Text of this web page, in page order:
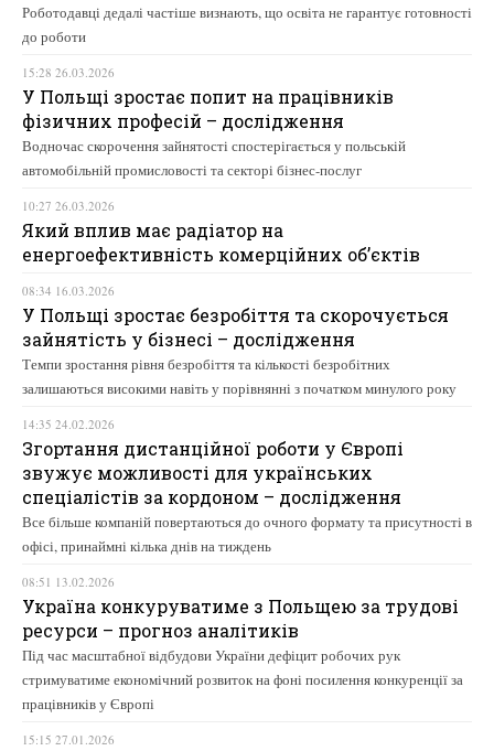
Роботодавці дедалі частіше визнають, що освіта не гарантує готовності
до роботи
15:28 26.03.2026
У Польщі зростає попит на працівників
фізичних професій – дослідження
Водночас скорочення зайнятості спостерігається у польській
автомобільній промисловості та секторі бізнес-послуг
10:27 26.03.2026
Який вплив має радіатор на
енергоефективність комерційних об’єктів
08:34 16.03.2026
У Польщі зростає безробіття та скорочується
зайнятість у бізнесі – дослідження
Темпи зростання рівня безробіття та кількості безробітних
залишаються високими навіть у порівнянні з початком минулого року
14:35 24.02.2026
Згортання дистанційної роботи у Європі
звужує можливості для українських
спеціалістів за кордоном – дослідження
Все більше компаній повертаються до очного формату та присутності в
офісі, принаймні кілька днів на тиждень
08:51 13.02.2026
Україна конкуруватиме з Польщею за трудові
ресурси – прогноз аналітиків
Під час масштабної відбудови України дефіцит робочих рук
стримуватиме економічний розвиток на фоні посилення конкуренції за
працівників у Європі
15:15 27.01.2026